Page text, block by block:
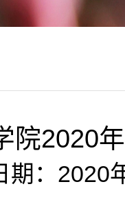
院2020
期：2020